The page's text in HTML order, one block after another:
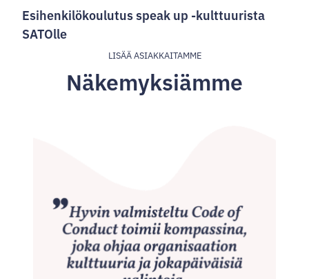
Esihenkilökoulutus speak up -kulttuurista
SATOlle
LISÄÄ ASIAKKAITAMME
Näkemyksiämme